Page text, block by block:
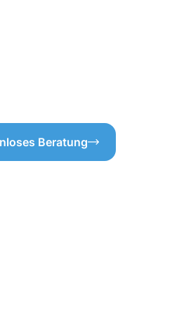
Beratung